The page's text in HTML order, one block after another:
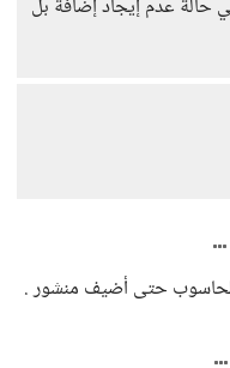
حالة عدم إيجاد إضافة بل
حتى أضيف منشور .